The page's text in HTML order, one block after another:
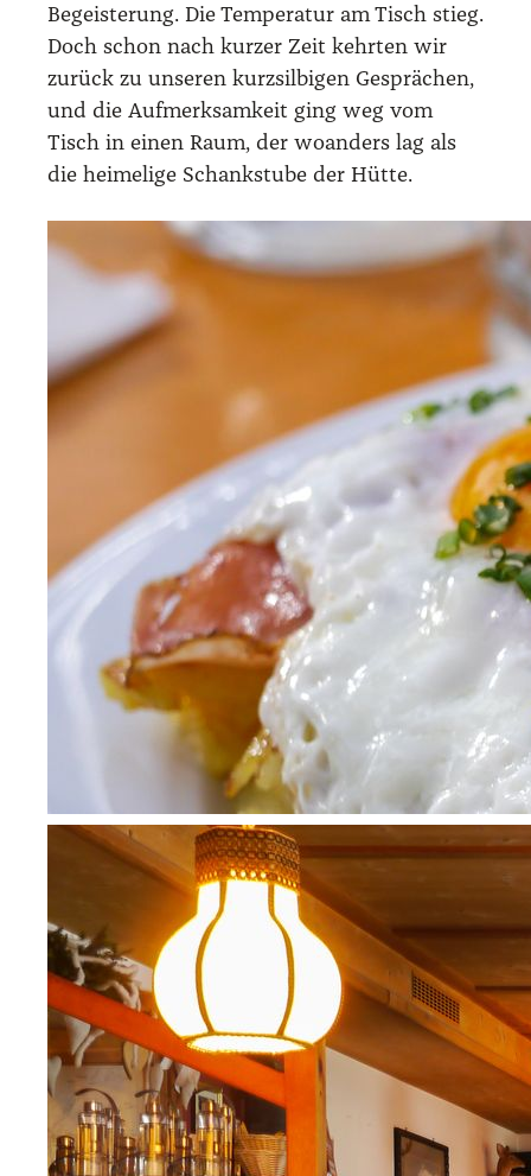
Begeis­te­rung. Die Tem­pe­ra­tur am Tisch stieg.
Doch schon nach kur­zer Zeit kehr­ten wir
zurück zu unse­ren kurz­sil­bi­gen Gesprä­chen,
und die Auf­merk­sam­keit ging weg vom
Tisch in einen Raum, der woan­ders lag als
die hei­me­li­ge Schank­stu­be der Hüt­te.